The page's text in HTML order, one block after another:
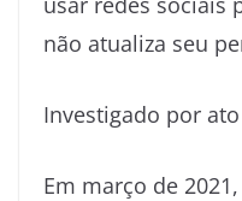
não atualiza seu
Investigado por
Em março de